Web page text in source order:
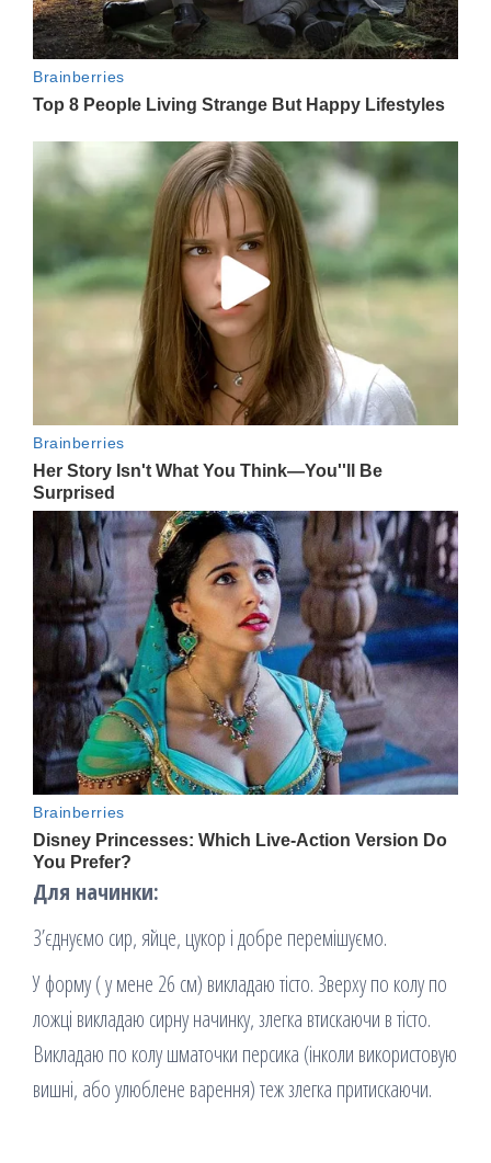
Для начинки:
З’єднуємо сир, яйце, цукор і добре перемішуємо.
У форму ( у мене 26 см) викладаю тісто. Зверху по колу по
ложці викладаю сирну начинку, злегка втискаючи в тісто.
Викладаю по колу шматочки персика (інколи використовую
вишні, або улюблене варення) теж злегка притискаючи.